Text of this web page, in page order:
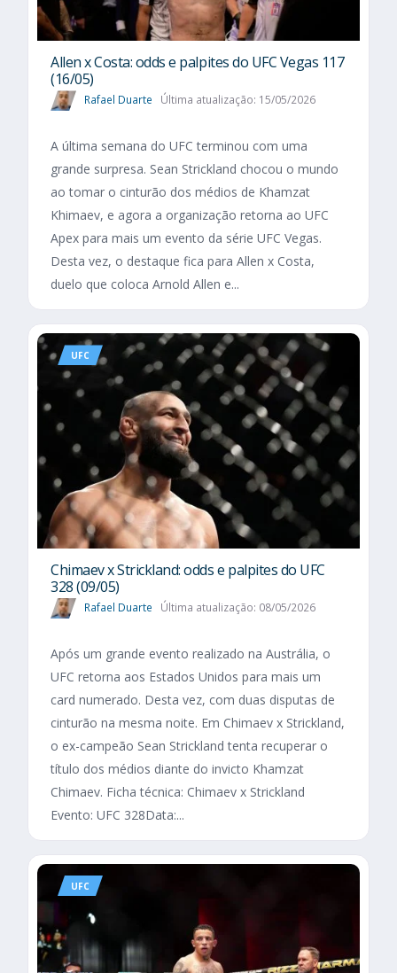
Allen x Costa: odds e palpites do UFC Vegas 117
(16/05)
Rafael Duarte Última atualização: 15/05/2026
A última semana do UFC terminou com uma
grande surpresa. Sean Strickland chocou o mundo
ao tomar o cinturão dos médios de Khamzat
Khimaev, e agora a organização retorna ao UFC
Apex para mais um evento da série UFC Vegas.
Desta vez, o destaque fica para Allen x Costa,
duelo que coloca Arnold Allen e...
UFC
Chimaev x Strickland: odds e palpites do UFC
328 (09/05)
Rafael Duarte Última atualização: 08/05/2026
Após um grande evento realizado na Austrália, o
UFC retorna aos Estados Unidos para mais um
card numerado. Desta vez, com duas disputas de
cinturão na mesma noite. Em Chimaev x Strickland,
o ex-campeão Sean Strickland tenta recuperar o
título dos médios diante do invicto Khamzat
Chimaev. Ficha técnica: Chimaev x Strickland
Evento: UFC 328Data:...
UFC